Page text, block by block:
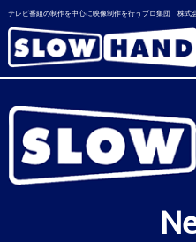
テレビ番組の制作を中心に映像制作を行うプロ集団 株式